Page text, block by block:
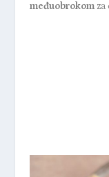
međuobrokomza